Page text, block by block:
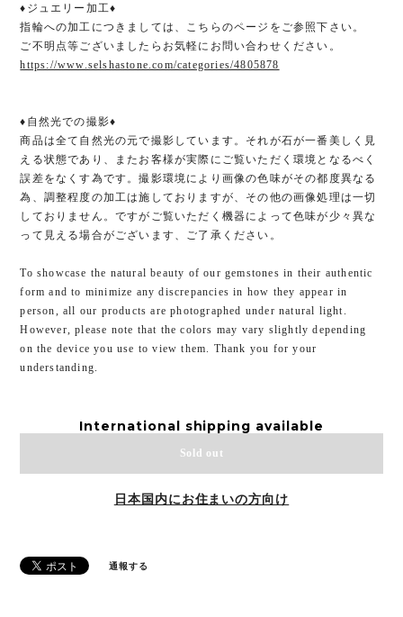
♦ジュエリー加工♦
指輪への加工につきましては、こちらのページをご参照下さい。
ご不明点等ございましたらお気軽にお問い合わせください。
https://www.selshastone.com/categories/4805878
♦︎自然光での撮影♦︎
商品は全て自然光の元で撮影しています。それが石が一番美しく見
える状態であり、またお客様が実際にご覧いただく環境となるべく
誤差をなくす為です。撮影環境により画像の色味がその都度異なる
為、調整程度の加工は施しておりますが、その他の画像処理は一切
しておりません。ですがご覧いただく機器によって色味が少々異な
って見える場合がございます、ご了承ください。
To showcase the natural beauty of our gemstones in their authentic
form and to minimize any discrepancies in how they appear in
person, all our products are photographed under natural light.
However, please note that the colors may vary slightly depending
on the device you use to view them. Thank you for your
understanding.
International shipping available
Sold out
日本国内にお住まいの方向け
通報する